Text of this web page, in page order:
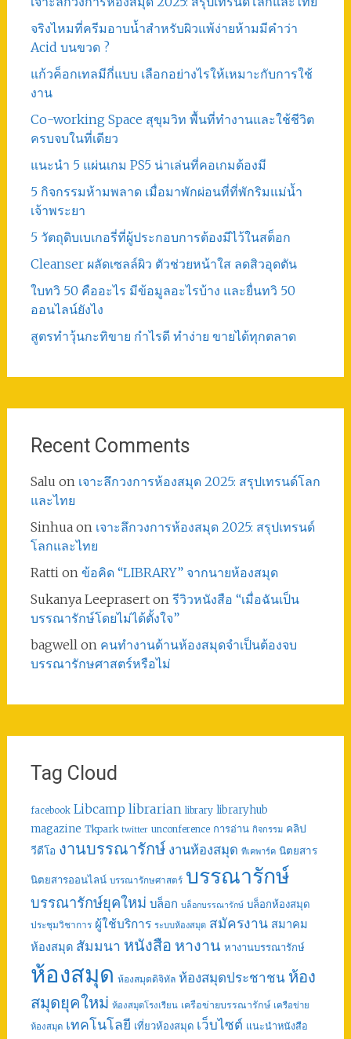
จริงไหมที่ครีมอาบน้ำสำหรับผิวแพ้ง่ายห้ามมีคำว่า
Acid บนขวด ?
แก้วค็อกเทลมีกี่แบบ เลือกอย่างไรให้เหมาะกับการใช้
งาน
Co-working Space สุขุมวิท พื้นที่ทำงานและใช้ชีวิต
ครบจบในที่เดียว
แนะนำ 5 แผ่นเกม PS5 น่าเล่นที่คอเกมต้องมี
5 กิจกรรมห้ามพลาด เมื่อมาพักผ่อนที่ที่พักริมแม่น้ำ
เจ้าพระยา
5 วัตถุดิบเบเกอรี่ที่ผู้ประกอบการต้องมีไว้ในสต็อก
Cleanser ผลัดเซลล์ผิว ตัวช่วยหน้าใส ลดสิวอุดตัน
ใบทวิ 50 คืออะไร มีข้อมูลอะไรบ้าง และยื่นทวิ 50
ออนไลน์ยังไง
สูตรทําวุ้นกะทิขาย กำไรดี ทำง่าย ขายได้ทุกตลาด
Recent Comments
Salu on เจาะลึกวงการห้องสมุด 2025: สรุปเทรนด์โลก
และไทย
Sinhuaon เจาะลึกวงการห้องสมุด 2025: สรุปเทรนด์
โลกและไทย
Rattion ข้อคิด “LIBRARY” จากนายห้องสมุด
Sukanya Leepraserton รีวิวหนังสือ “เมื่อฉันเป็น
บรรณารักษ์โดยไม่ได้ตั้งใจ”
bagwellon คนทำงานด้านห้องสมุดจำเป็นต้องจบ
บรรณารักษศาสตร์หรือไม่
Tag Cloud
facebook Libcamp librarian library libraryhub
magazine Tkpark twitter unconference การอ่าน กิจกรรม คลิป
วีดีโอ งานบรรณารักษ์ งานห้องสมุด ทีเคพาร์ค นิตยสาร
นิตยสารออนไลน์ บรรณารักษศาสตร์ บรรณารักษ์
บรรณารักษ์ยุคใหม่ บล็อก บล็อกบรรณารักษ์ บล็อกห้องสมุด
ประชุมวิชาการ ผู้ใช้บริการ ระบบห้องสมุด สมัครงาน สมาคม
ห้องสมุด สัมมนา หนังสือ หางาน หางานบรรณารักษ์
ห้องสมุด ห้องสมุดดิจิทัล ห้องสมุดประชาชน ห้อง
สมุดยุคใหม่ ห้องสมุดโรงเรียน เครือข่ายบรรณารักษ์ เครือข่าย
ห้องสมุด เทคโนโลยี เที่ยวห้องสมุด เว็บไซต์ แนะนำหนังสือ